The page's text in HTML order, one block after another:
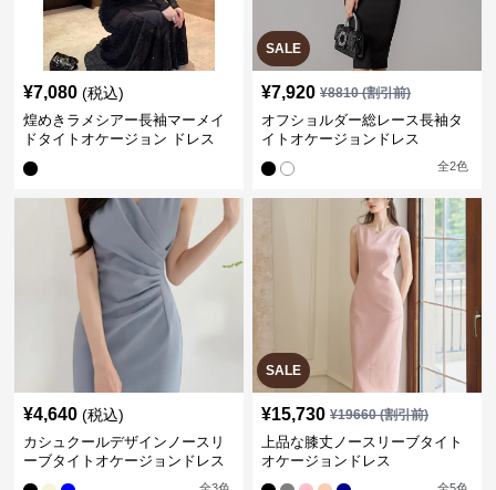
¥7,080 (税込)
煌めきラメシアー長袖マーメイ
ドタイトオケージョン ドレス
SALE
¥7,920 ¥8810(割引前)
オフショルダー総レース長袖タ
イトオケージョンドレス
全2色
¥4,640 (税込)
カシュクールデザインノースリ
ーブタイトオケージョンドレス
SALE
¥15,730 ¥19660(割引前)
上品な膝丈ノースリーブタイト
オケージョンドレス